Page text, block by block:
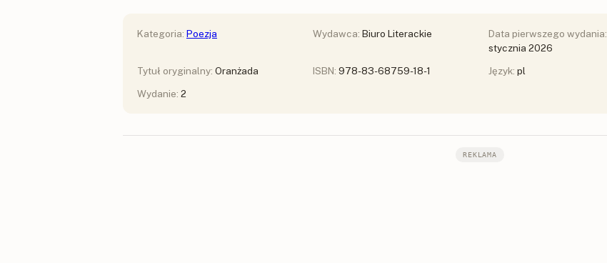
Kategoria: Poezja Wydawca: Biuro Literackie Data pierwszego wydania:
stycznia 2026
Tytuł oryginalny: Oranżada ISBN: 978-83-68759-18-1 Język: pl
Wydanie: 2
REKLAMA